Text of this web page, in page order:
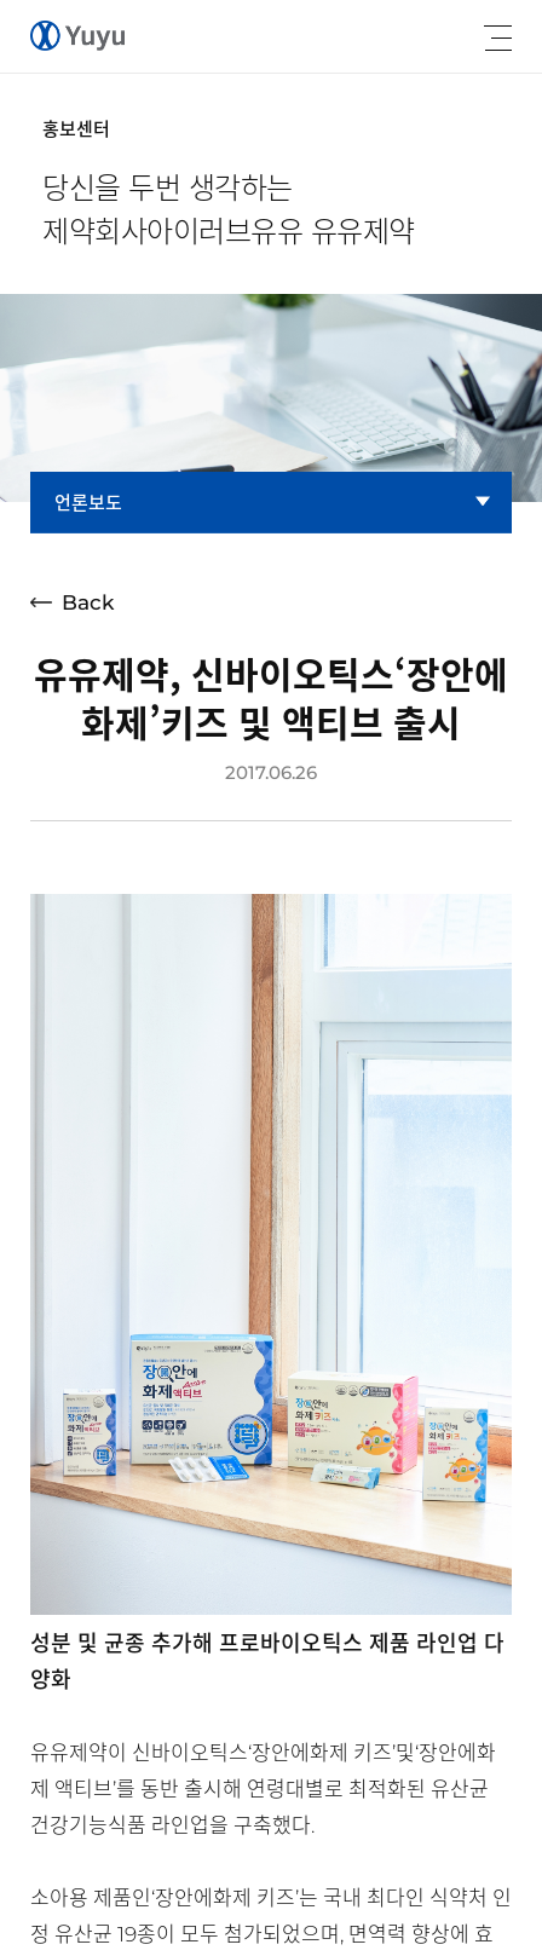
홍보센터
당신을 두번 생각하는
제약회사아이러브유유 유유제약
언론보도
광고소개
공지사항
고객지원
Back
유유제약, 신바이오틱스‘장안에
화제’키즈 및 액티브 출시
2017.06.26
성분 및 균종 추가해 프로바이오틱스 제품 라인업 다
양화
유유제약이 신바이오틱스‘장안에화제 키즈’및‘장안에화
제 액티브’를 동반 출시해 연령대별로 최적화된 유산균
건강기능식품 라인업을 구축했다.
소아용 제품인‘장안에화제 키즈’는 국내 최다인 식약처 인
정 유산균 19종이 모두 첨가되었으며, 면역력 향상에 효